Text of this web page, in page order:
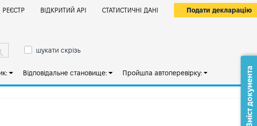
РЕЄСТР ВІДКРИТИЙ АРІ СТАТИСТИЧНІ ДАНІ Подати декларацію
шукати скрізь
Відповідальне становище: Пройшла автоперевірку: Зміст документа